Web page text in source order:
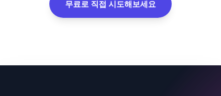
무료로 직접 시도해보세요